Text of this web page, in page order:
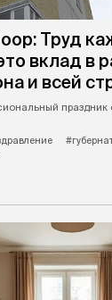
Труд
вклад в
и всей
праздник